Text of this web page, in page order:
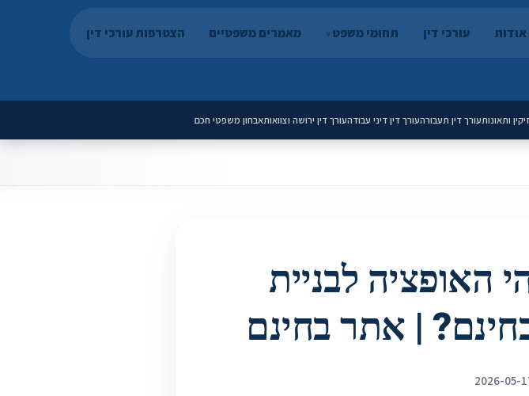
אודות עורכי דין תחומי משפט מאמרים משפטיים הצטרפות עורכי דין
ותאונותעורך דין תעבורהעורך דין דיני עבודהעורך דין ירושה וצוואותאבחון משפטי חכם
האופציה לבניית
| אתר בחינם